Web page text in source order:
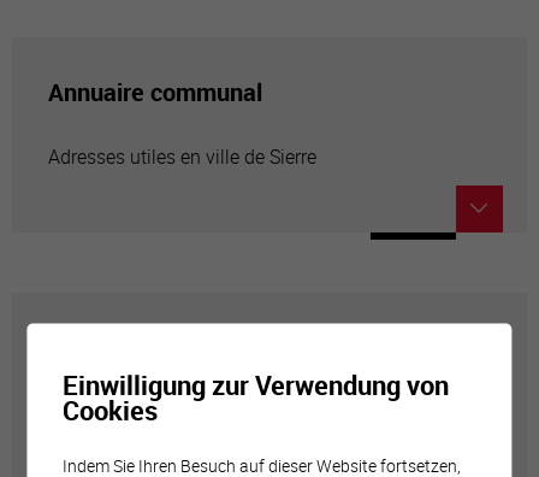
Annuaire communal
Adresses utiles en ville de Sierre
Géolocalisation de tous les points d'intérêt de la Ville
Einwilligung zur Verwendung von
Cookies
Indem Sie Ihren Besuch auf dieser Website fortsetzen,